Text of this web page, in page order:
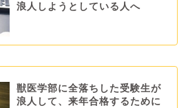
浪人しようとしている人へ
獣医学部に全落ちした受験生が
浪人して、来年合格するために